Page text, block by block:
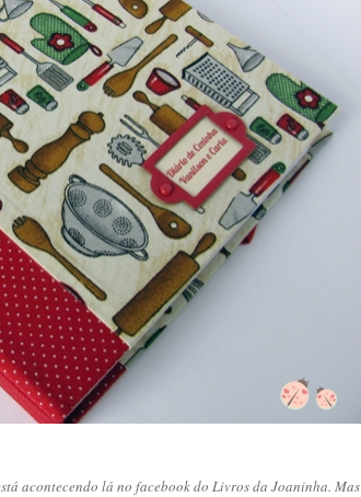
acontecendo lá no facebook do Livros da Joaninha. Mas